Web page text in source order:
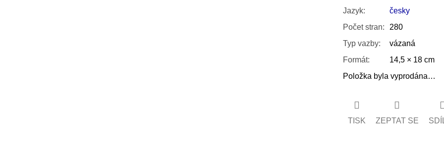
Jazyk:
česky
Počet stran:
280
Typ vazby:
vázaná
Formát:
14,5 × 18 cm
Položka byla vyprodána…
TISK ZEPTAT SE